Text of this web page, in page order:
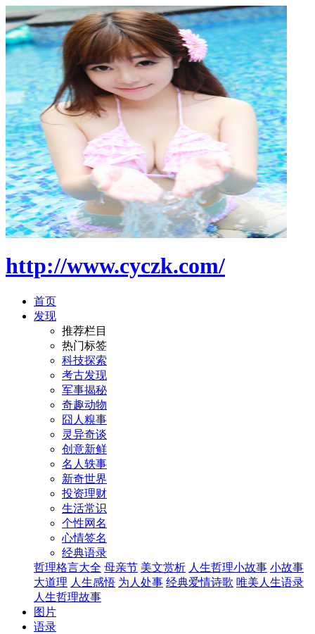
http://www.cyczk.com/
首页
发现
推荐栏目
热门标签
科技探索
考古发现
军事揭秘
奇趣动物
囧人糗事
灵异奇谈
创意新鲜
名人轶事
新奇世界
投资理财
生活常识
个性网名
心情签名
经典语录
哲理格言大全 母亲节 美文赏析 人生哲理小故事 小故事
大道理 人生感悟 为人处事 经典爱情诗歌 唯美人生语录
人生哲理故事
图片
语录